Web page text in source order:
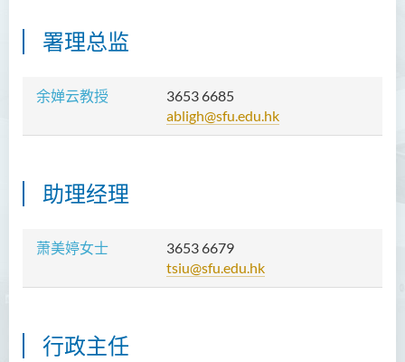
署理总监
余婵云教授
3653 6685
abligh@sfu.edu.hk
助理经理
萧美婷女士
3653 6679
tsiu@sfu.edu.hk
行政主任
获资助的项目